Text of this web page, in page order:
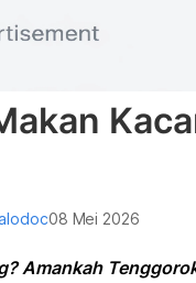
08 Mei 2026
Amankah